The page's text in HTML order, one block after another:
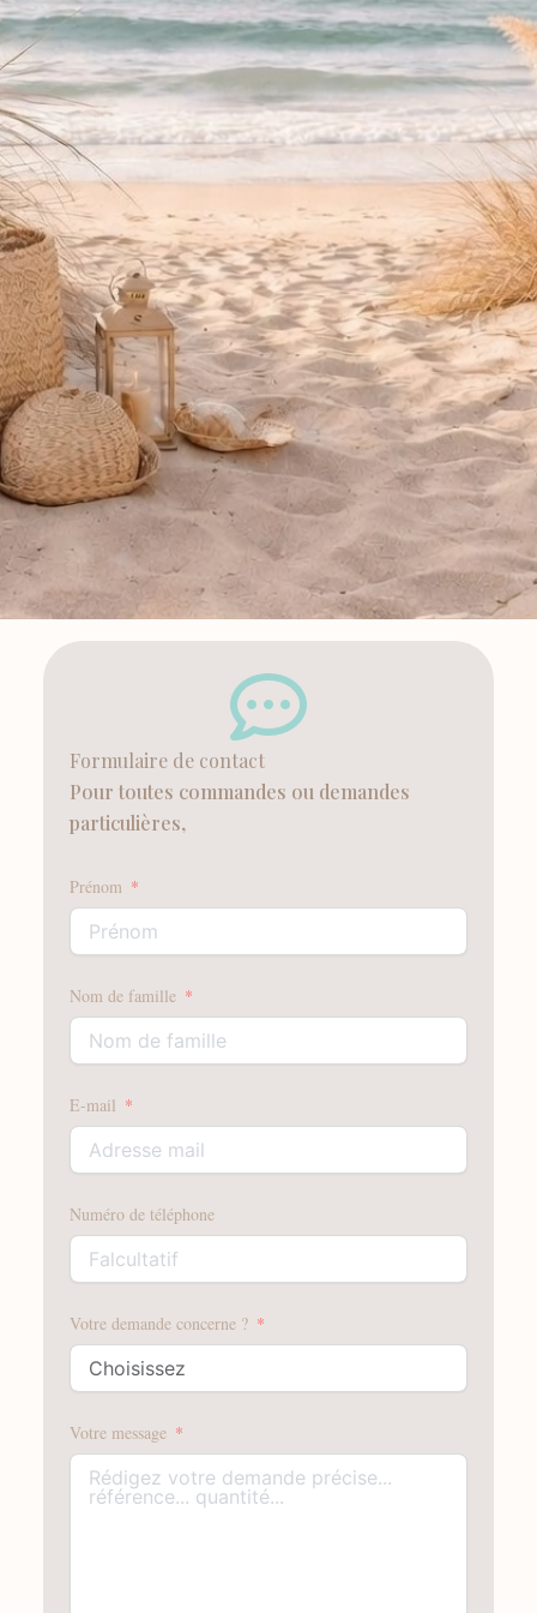
Formulaire de contact
Pour toutes commandes ou demandes
particulières,
Prénom
Nom de famille
E-mail
Numéro de téléphone
Votre demande concerne ?
Votre message